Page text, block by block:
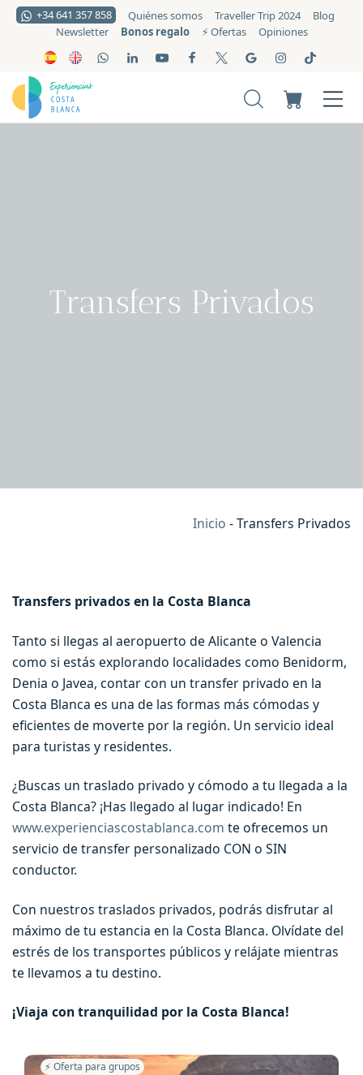
+34 641 357 858 Quiénes somos Traveller Trip 2024
Blog
Newsletter
Bonos regalo ⚡️ Ofertas Opiniones
Transfers Privados
Inicio -Transfers Privados
Transfers privados en la Costa Blanca
Tanto si llegas al aeropuerto de Alicante o Valencia
como si estás explorando localidades como Benidorm,
Denia o Javea, contar con un transfer privado en la
Costa Blanca es una de las formas más cómodas y
eficientes de moverte por la región. Un servicio ideal
para turistas y residentes.
¿Buscas un traslado privado y cómodo a tu llegada a la
Costa Blanca? ¡Has llegado al lugar indicado! En
www.experienciascostablanca.com te ofrecemos un
servicio de transfer personalizado CON o SIN
conductor.
Con nuestros traslados privados, podrás disfrutar al
máximo de tu estancia en la Costa Blanca. Olvídate del
estrés de los transportes públicos y relájate mientras
te llevamos a tu destino.
¡Viaja con tranquilidad por la Costa Blanca!
⚡️ Oferta para grupos